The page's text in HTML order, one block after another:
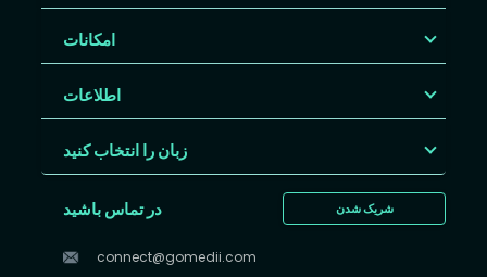
امکانات
اطلاعات
زبان را انتخاب کنید
شریک شدن در تماس باشید
connect@gomedii.com